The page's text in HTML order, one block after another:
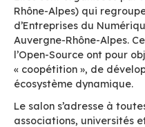
VILLE
Lyon
Les Rencontres
se dérouleront la